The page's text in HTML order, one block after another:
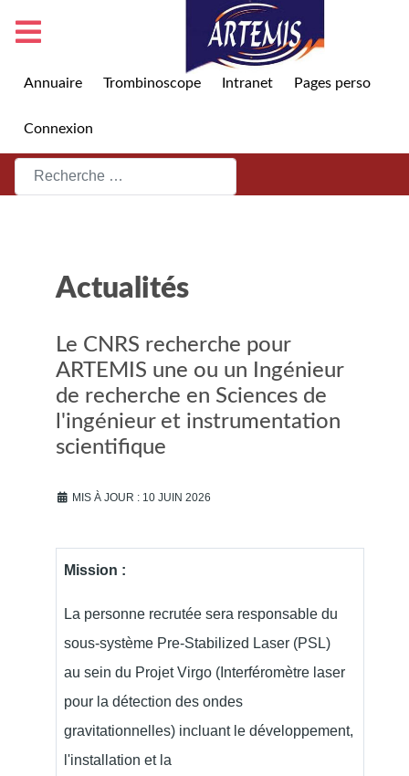
Annuaire Trombinoscope Intranet Pages perso
Connexion
Rechercher
Actualités
Le CNRS recherche pour
ARTEMIS une ou un Ingénieur
de recherche en Sciences de
l'ingénieur et instrumentation
scientifique
MIS À JOUR : 10 JUIN 2026
Mission :
La personne recrutée sera responsable du
sous-système Pre-Stabilized Laser (PSL)
au sein du Projet Virgo (Interféromètre laser
pour la détection des ondes
gravitationnelles) incluant le développement,
l'installation et la